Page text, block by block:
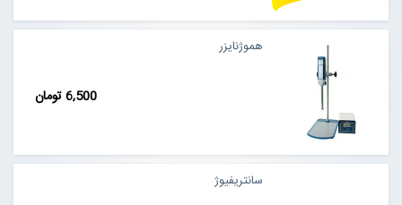
هموژنایزر
6,500 تومان
سانتریفیوژ